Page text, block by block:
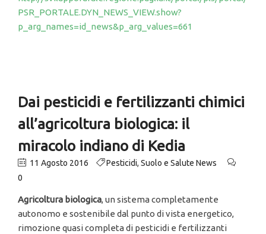
PSR_PORTALE.DYN_NEWS_VIEW.show?
p_arg_names=id_news&p_arg_values=661
Dai pesticidi e fertilizzanti chimici
all’agricoltura biologica: il
miracolo indiano di Kedia
11 Agosto 2016 Pesticidi, Suolo e Salute News
0
Agricoltura biologica, un sistema completamente
autonomo e sostenibile dal punto di vista energetico,
rimozione quasi completa di pesticidi e fertilizzanti